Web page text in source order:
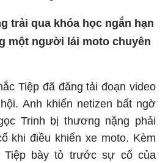
trải qua khóa học ngắn hạn
một người lái moto chuyên
Tiệp đã đăng tải đoạn video
Anh khiến netizen bất ngờ
Trinh bị thương nặng phải
khi điều khiển xe moto. Kèm
Tiệp bày tỏ trước sự cố của